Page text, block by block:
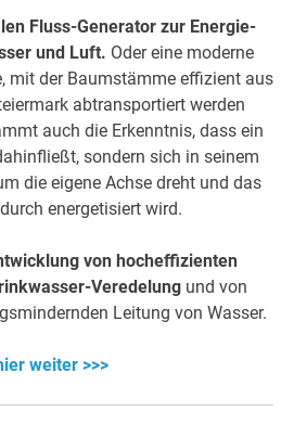
Fluss-Generator zur Energie-
und Luft. Oder eine moderne
mit der Baumstämme effizient aus
abtransportiert werden
auch die Erkenntnis, dass ein
sondern sich in seinem
die eigene Achse dreht und das
energetisiert wird.
von hocheffizienten
Veredelungund von
Leitung von Wasser.
weiter >>>